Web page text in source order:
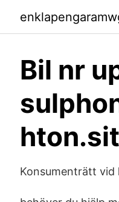
Bil nr
Konsumenträtt vid